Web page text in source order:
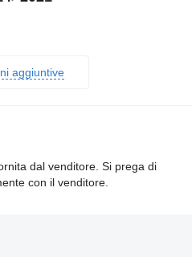
aggiuntive
dal venditore. Si prega di
con il venditore.